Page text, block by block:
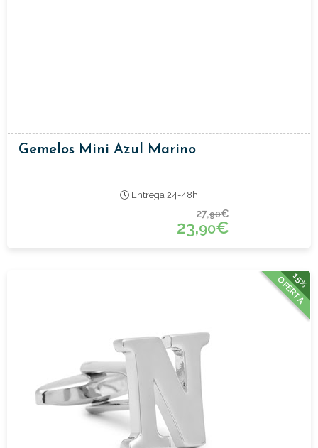
Gemelos Mini Azul Marino
Entrega 24-48h
27,90€
23,90€
15%
OFERTA